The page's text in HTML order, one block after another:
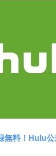
無料！Hulu